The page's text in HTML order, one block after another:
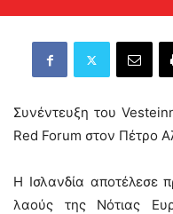
Συνέντευξη του
Red Forum στον Πέτρο
Η Ισλανδία αποτέλεσε
λαούς της Νότιας